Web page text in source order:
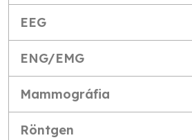
EEG
ENG/EMG
Mammográfia
Röntgen